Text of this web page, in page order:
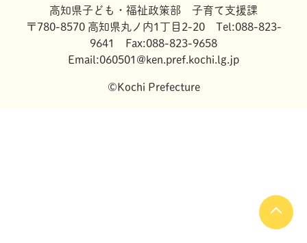
高知県子ども・福祉政策部 子育て支援課
〒780-8570 高知県丸ノ内1丁目2-20 Tel:088-823-
9641 Fax:088-823-9658
Email:060501@ken.pref.kochi.lg.jp
©Kochi Prefecture